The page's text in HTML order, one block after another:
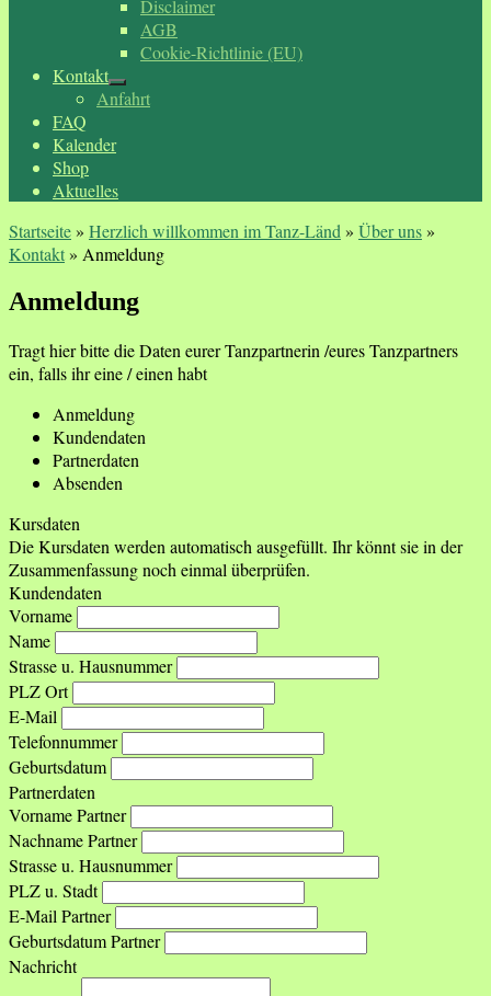
Disclaimer
AGB
Cookie-Richtlinie (EU)
Kontakt
Anfahrt
FAQ
Kalender
Shop
Aktuelles
Startseite» Herzlich willkommen im Tanz-Länd » Über uns»
Kontakt» Anmeldung
Anmeldung
Tragt hier bitte die Daten eurer Tanzpartnerin /eures Tanzpartners
ein, falls ihr eine / einen habt
Anmeldung
Kundendaten
Partnerdaten
Absenden
Kursdaten
Die Kursdaten werden automatisch ausgefüllt. Ihr könnt sie in der
Zusammenfassung noch einmal überprüfen.
Kundendaten
Vorname
Name
Strasse u. Hausnummer
PLZ Ort
E-Mail
Telefonnummer
Geburtsdatum
Partnerdaten
Vorname Partner
Nachname Partner
Strasse u. Hausnummer
PLZ u. Stadt
E-Mail Partner
Geburtsdatum Partner
Nachricht